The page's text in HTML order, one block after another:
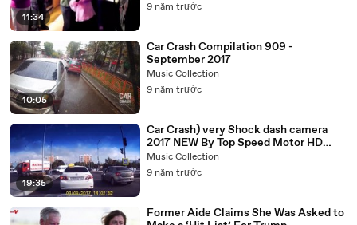
11:34
9 năm trước
10:05
Car Crash Compilation 909 -
September 2017
Music Collection
9 năm trước
19:35
Car Crash) very Shock dash camera
2017 NEW By Top Speed Motor HD
(1659) HD
Music Collection
9 năm trước
Former Aide Claims She Was Asked to